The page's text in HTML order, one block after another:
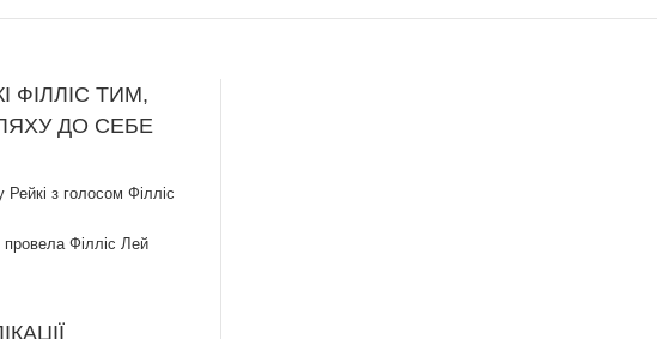
ФІЛЛІС ТИМ,
ДО СЕБЕ
з голосом Філліс
провела Філліс Лей